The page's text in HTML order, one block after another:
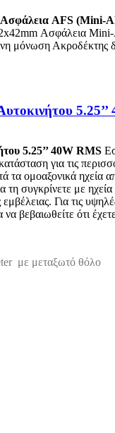
Ασφάλεια AFS (Mini-
Ασφάλεια
μόνωση
5.25’’ 40W RMS
για τις
τα ομοαξονικά ηχεία
τη συγκρίνετε με
Για τις
βεβαιωθείτε ότι
με μεταξωτό θόλο